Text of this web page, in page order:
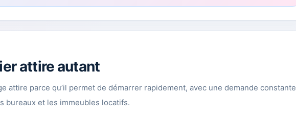
attire autant
attire parce qu’il permet de démarrer rapidement, avec une demande constante
bureaux et les immeubles locatifs.